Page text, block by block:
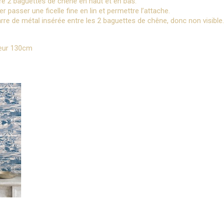
passer une ficelle fine en lin et permettre l’attache.
de métal insérée entre les 2 baguettes de chêne, donc non visible.
130cm